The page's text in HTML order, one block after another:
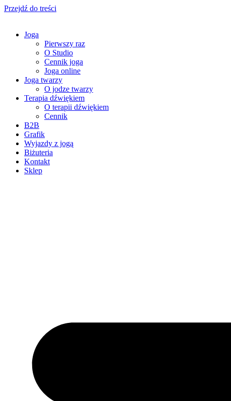
Przejdź do treści
Joga
Pierwszy raz
O Studio
Cennik joga
Joga online
Joga twarzy
O jodze twarzy
Terapia dźwiękiem
O terapii dźwiękiem
Cennik
B2B
Grafik
Wyjazdy z jogą
Biżuteria
Kontakt
Sklep